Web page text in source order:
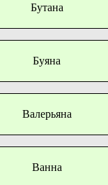
Бутана
Буяна
Валерьяна
Ванна